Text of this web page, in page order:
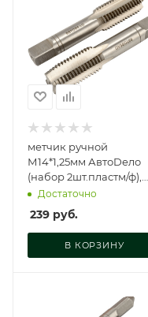
метчик ручной
М14*1,25мм АвтоDело
(набор 2шт.пластм/ф),
40800
Достаточно
239 руб.
В КОРЗИНУ